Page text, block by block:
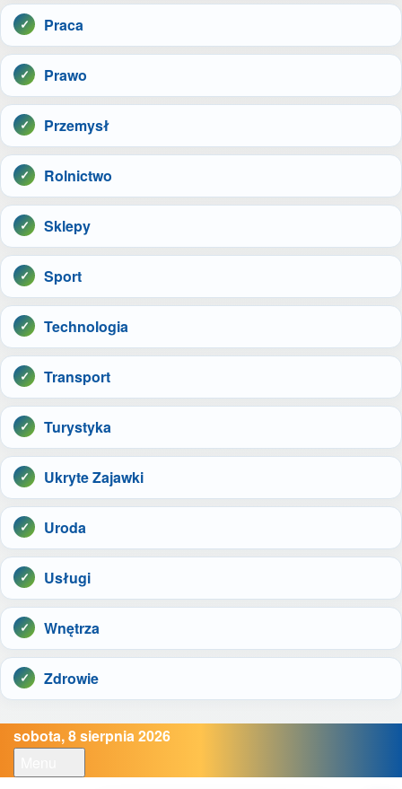
Praca
Prawo
Przemysł
Rolnictwo
Sklepy
Sport
Technologia
Transport
Turystyka
Ukryte Zajawki
Uroda
Usługi
Wnętrza
Zdrowie
sobota, 8 sierpnia 2026